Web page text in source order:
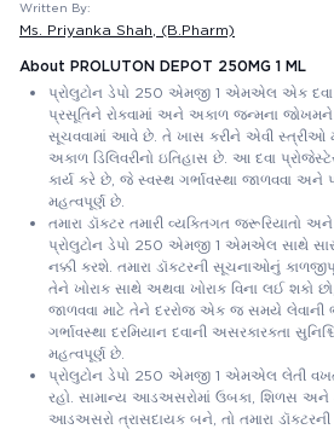
Written By:
Ms. Priyanka Shah , (B.Pharm)
About PROLUTON DEPOT 250MG 1 ML
પ્રોલુટોન ડેપો 250 એમજી 1 એમએલ એક
પ્રસૂતિને રોકવામાં અને અકાળ જન્મના જોખમને
સૂચવવામાં આવે છે. તે ખાસ કરીને એવી સ્ત્રીઓ
અકાળ ડિલિવરીનો ઇતિહાસ છે. આ દવા
કાર્ય કરે છે, જે સ્વસ્થ ગર્ભાવસ્થા જાળવવા અને
મહત્વપૂર્ણ છે.
તમારા ડૉક્ટર તમારી વ્યક્તિગત જરૂરિયાતો
પ્રોલુટોન ડેપો 250 એમજી 1 એમએલ સાથે
નક્કી કરશે. તમારા ડૉક્ટરની સૂચનાઓનું
તેને ખોરાક સાથે અથવા ખોરાક વિના લઈ શકો
જાળવવા માટે તેને દરરોજ એક જ સમયે લેવાની
ગર્ભાવસ્થા દરમિયાન દવાની અસરકારકતા
મહત્વપૂર્ણ છે.
પ્રોલુટોન ડેપો 250 એમજી 1 એમએલ લેતી
રહો. સામાન્ય આડઅસરોમાં ઉબકા, શિળસ અને
આડઅસરો ત્રાસદાયક બને, તો તમારા